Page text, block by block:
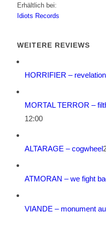
Erhältlich bei:
Idiots Records
WEITERE REVIEWS
HORRIFIER –
MORTAL TERROR –
12:00
ALTARAGE – cogwheel
ATMORAN – we fight
VIANDE – monument